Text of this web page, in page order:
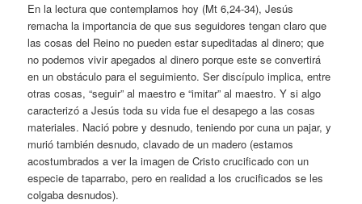
En la lectura que contemplamos hoy (Mt 6,24-34), Jesús
remacha la importancia de que sus seguidores tengan claro que
las cosas del Reino no pueden estar supeditadas al dinero; que
no podemos vivir apegados al dinero porque este se convertirá
en un obstáculo para el seguimiento. Ser discípulo implica, entre
otras cosas, “seguir” al maestro e “imitar” al maestro. Y si algo
caracterizó a Jesús toda su vida fue el desapego a las cosas
materiales. Nació pobre y desnudo, teniendo por cuna un pajar, y
murió también desnudo, clavado de un madero (estamos
acostumbrados a ver la imagen de Cristo crucificado con un
especie de taparrabo, pero en realidad a los crucificados se les
colgaba desnudos).